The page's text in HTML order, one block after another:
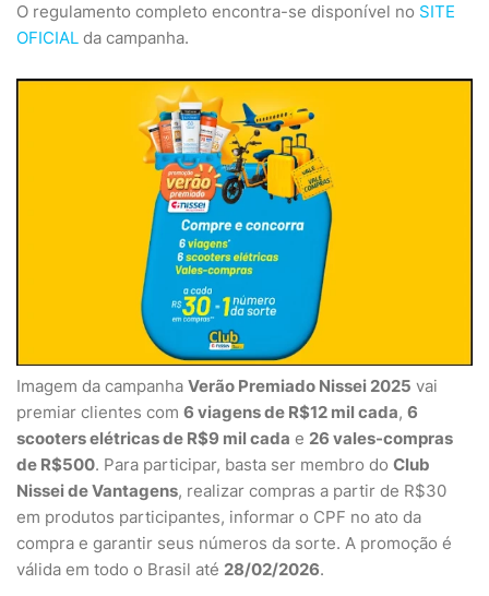
O regulamento completo encontra-se disponível no SITE
OFICIAL da campanha.
Imagem da campanha Verão Premiado Nissei 2025 vai
premiar clientes com 6 viagens de R$12 mil cada, 6
scooters elétricas de R$9 mil cada e 26 vales-compras
de R$500. Para participar, basta ser membro do Club
Nissei de Vantagens, realizar compras a partir de R$30
em produtos participantes, informar o CPF no ato da
compra e garantir seus números da sorte. A promoção é
válida em todo o Brasil até 28/02/2026.